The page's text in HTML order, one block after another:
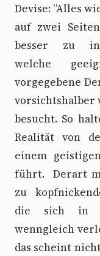
Devise: ”Alles
auf zwei
besser zu
welche
vorgegebene
vorsichtshalber
besucht. So
Realität von
einem
führt. Derart
zu
die sich in
wenngleich
das scheint